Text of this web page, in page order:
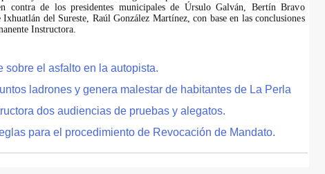
contra de los presidentes municipales de Úrsulo Galván, Bertín Bravo
del Sureste, Raúl González Martínez, con base en las conclusiones
Instructora.
sobre el asfalto en la autopista.
ladrones y genera malestar de habitantes de La Perla
dos audiencias de pruebas y alegatos.
para el procedimiento de Revocación de Mandato.